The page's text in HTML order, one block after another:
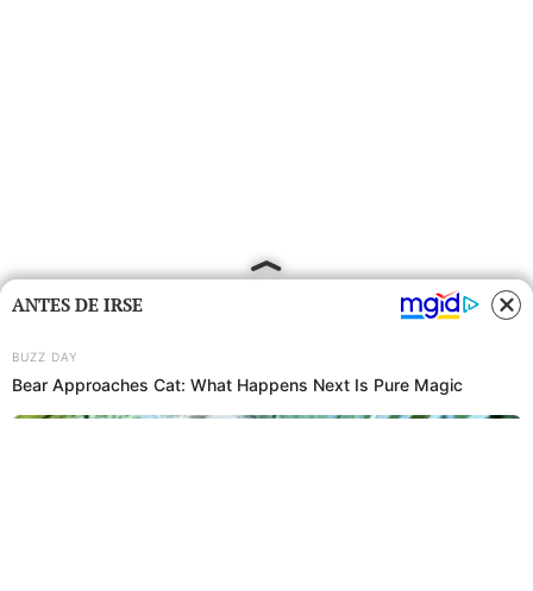
ANTES DE IRSE